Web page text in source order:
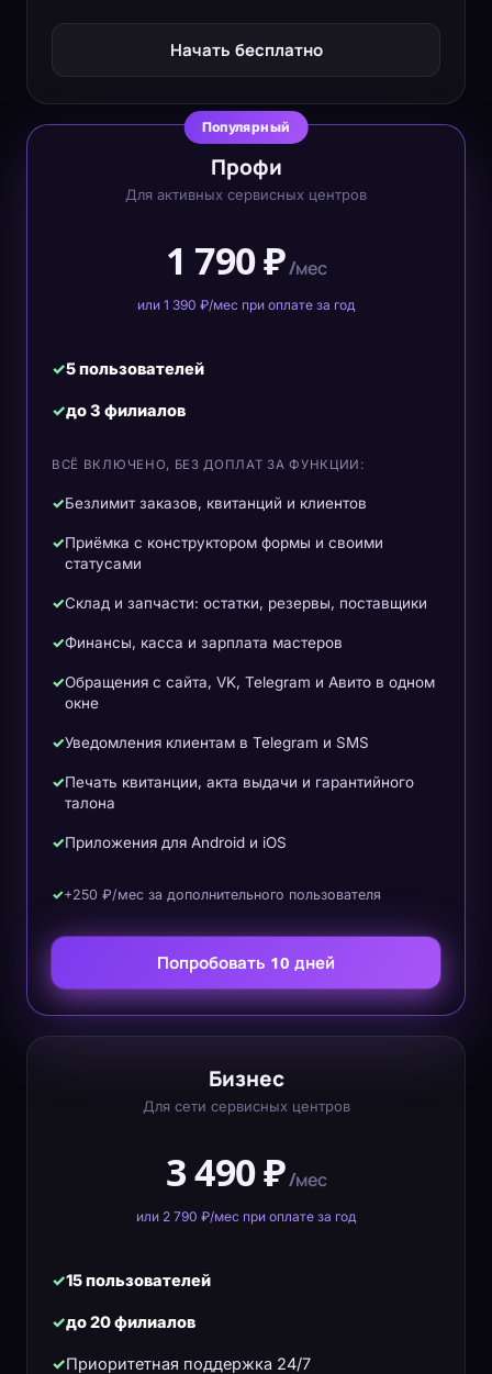
Начать бесплатно
Популярный
Профи
Для активных сервисных центров
1 790 ₽/мес
или 1 390 ₽/мес при оплате за год
5 пользователей
до 3 филиалов
ВСЁ ВКЛЮЧЕНО, БЕЗ ДОПЛАТ ЗА ФУНКЦИИ:
Безлимит заказов, квитанций и клиентов
Приёмка с конструктором формы и своими
статусами
Склад и запчасти: остатки, резервы, поставщики
Финансы, касса и зарплата мастеров
Обращения с сайта, VK, Telegram и Авито в одном
окне
Уведомления клиентам в Telegram и SMS
Печать квитанции, акта выдачи и гарантийного
талона
Приложения для Android и iOS
+250 ₽/мес за дополнительного пользователя
Попробовать 10 дней
Бизнес
Для сети сервисных центров
3 490 ₽/мес
или 2 790 ₽/мес при оплате за год
15 пользователей
до 20 филиалов
Приоритетная поддержка 24/7